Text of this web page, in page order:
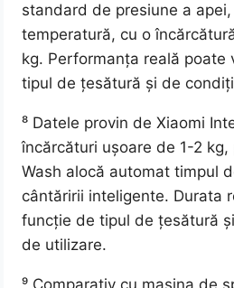
standard de presiune a
temperatură, cu o
kg. Performanța reală poate
tipul de țesătură și de
⁸ Datele provin de Xiaomi
încărcături ușoare de 1-2
Wash alocă automat timpul
cântăririi inteligente. Durata
funcție de tipul de țesătură
de utilizare.